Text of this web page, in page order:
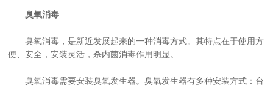
臭氧消毒
臭氧消毒，是新近发展起来的一种消毒方式。其特点在于使用方
便、安全，安装灵活，杀内菌消毒作用明显。
臭氧消毒需要安装臭氧发生器。臭氧发生器有多种安装方式：台